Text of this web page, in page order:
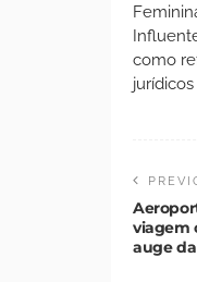
como
viagem
auge